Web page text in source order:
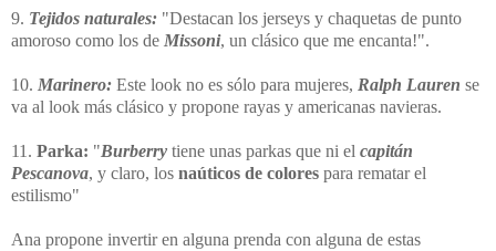
9. Tejidos naturales: "Destacan los jerseys y chaquetas de punto
amoroso como los de Missoni, un clásico que me encanta!".
10. Marinero: Este look no es sólo para mujeres, Ralph Lauren se
va al look más clásico y propone rayas y americanas navieras.
11. Parka: "Burberry tiene unas parkas que ni el capitán
Pescanova, y claro, los naúticos de colores para rematar el
estilismo"
Ana propone invertir en alguna prenda con alguna de estas